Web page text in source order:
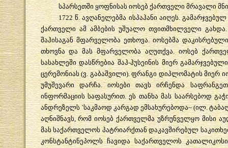
სპარსეთში ყოფნისას იოსებ ქართველი მრავალი
1722წ.ავღანელებმა ისპაჰანი აიღეს.გამარჯვებულ
ქართველი ამ ამბების უშუალო თვითმხილველი გახდა
შაჰისაგან მფარველობა ეთხოვა.იოსებმა
თხოვნა და მას მფარველობა აღუთქვა.იოსებ
სასახლეში დასწრებია შაჰ-ჰუსეინის მიერ გამარჯვებული
ცერემონიას(ვ. გაბაშვილი).ფრანგი დიპლომატის მიერ
უმუშევარი
დარჩა.იოსები თავს ირჩენდა
ინფორმაციის საფასურით.ეს თანხა მას საარსებოდ
ანდრეზელს`საკმაოდ კარგად ემსახურებოდა~ (ილ.
აღნიშნავს,რომ იოსებ ქართველმა უზრუნველყო მისი
მას საქართველოს პატრიარქთან დაკავშირებულ
კონსტანტინეპოლს ჩავიდა საქართველოს კათალიკოსი